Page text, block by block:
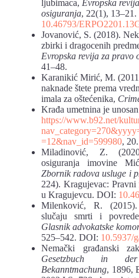
ljubimaca, Evropska
osiguranja, 22(1),
10.46793/
Jovanović, S. (2018).
zbirki i dragocenih
Evropska revija za pravo
41–48.
Karanikić Mirić, M.
naknade štete prema
imala za oštećenika,
Krađa umetnina je
https://www.b92.net/
=12&nav_id=599980,
Miladinović, Z.
osiguranja imovine
Zbornik radova usluge i
224). Kragujevac:
u Kragujevcu. DOI:
Milenković, R.
slučaju smrti i
Glasnik advokatske
525–542. DOI: 10.5937/
Nemački građanski
Gesetzbuch in
Bekanntmachung, 1896,